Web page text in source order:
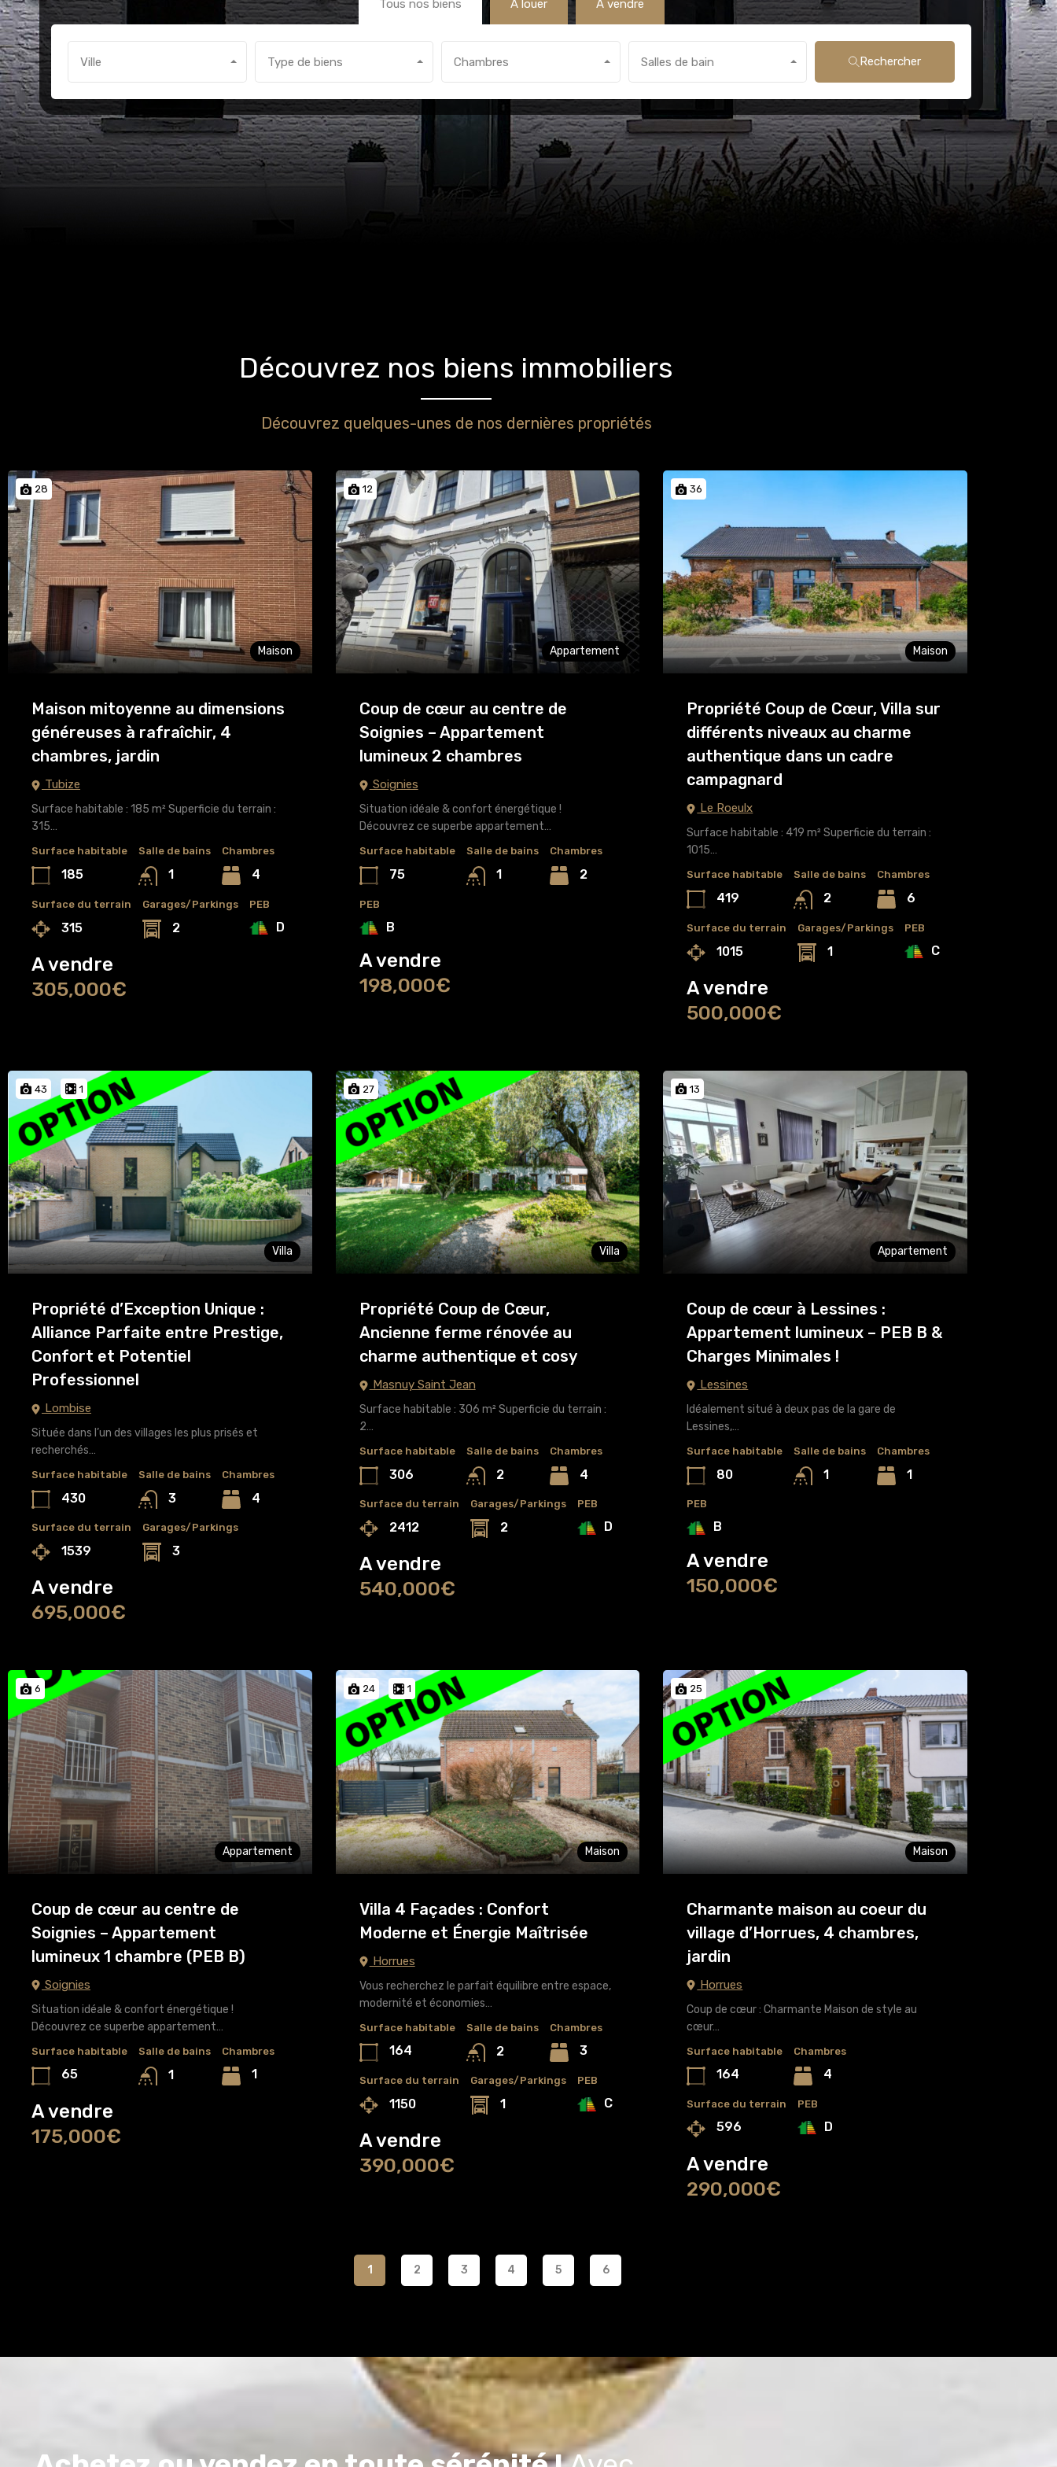
Tous nos biens A louer A vendre
Ville Type de biens Chambres Salles de bain Rechercher
Découvrez nos biens immobiliers
Découvrez quelques-unes de nos dernières propriétés
28
Maison
Maison mitoyenne au dimensions
généreuses à rafraîchir, 4
chambres, jardin
Tubize
Surface habitable : 185 m² Superficie du terrain :
315…
Surface habitable
185
Salle de bains
1
Chambres
4
Surface du terrain
315
Garages/Parkings
2
PEB
D
A vendre
305,000€
12
Appartement
Coup de cœur au centre de
Soignies – Appartement
lumineux 2 chambres
Soignies
Situation idéale & confort énergétique !
Découvrez ce superbe appartement…
Surface habitable
75
Salle de bains
1
Chambres
2
PEB
B
A vendre
198,000€
36
Maison
Propriété Coup de Cœur, Villa sur
différents niveaux au charme
authentique dans un cadre
campagnard
Le Roeulx
Surface habitable : 419 m² Superficie du terrain :
1015…
Surface habitable
419
Salle de bains
2
Chambres
6
Surface du terrain
1015
Garages/Parkings
1
PEB
C
A vendre
500,000€
43 1
Villa
Propriété d’Exception Unique :
Alliance Parfaite entre Prestige,
Confort et Potentiel
Professionnel
Lombise
Située dans l’un des villages les plus prisés et
recherchés…
Surface habitable
430
Salle de bains
3
Chambres
4
Surface du terrain
1539
Garages/Parkings
3
A vendre
695,000€
27
Villa
Propriété Coup de Cœur,
Ancienne ferme rénovée au
charme authentique et cosy
Masnuy Saint Jean
Surface habitable : 306 m² Superficie du terrain :
2…
Surface habitable
306
Salle de bains
2
Chambres
4
Surface du terrain
2412
Garages/Parkings
2
PEB
D
A vendre
540,000€
13
Appartement
Coup de cœur à Lessines :
Appartement lumineux – PEB B &
Charges Minimales !
Lessines
Idéalement situé à deux pas de la gare de
Lessines,…
Surface habitable
80
Salle de bains
1
Chambres
1
PEB
B
A vendre
150,000€
6
Appartement
Coup de cœur au centre de
Soignies – Appartement
lumineux 1 chambre (PEB B)
Soignies
Situation idéale & confort énergétique !
Découvrez ce superbe appartement…
Surface habitable
65
Salle de bains
1
Chambres
1
A vendre
175,000€
24 1
Maison
Villa 4 Façades : Confort
Moderne et Énergie Maîtrisée
Horrues
Vous recherchez le parfait équilibre entre espace,
modernité et économies…
Surface habitable
164
Salle de bains
2
Chambres
3
Surface du terrain
1150
Garages/Parkings
1
PEB
C
A vendre
390,000€
25
Maison
Charmante maison au coeur du
village d’Horrues, 4 chambres,
jardin
Horrues
Coup de cœur : Charmante Maison de style au
cœur…
Surface habitable
164
Chambres
4
Surface du terrain
596
PEB
D
A vendre
290,000€
1 2 3 4 5 6